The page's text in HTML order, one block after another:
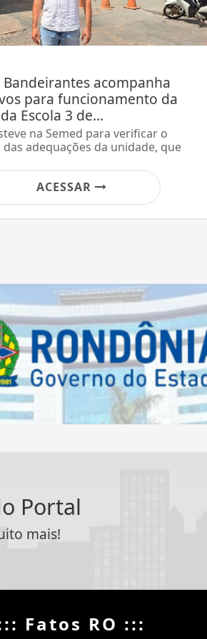
são presas na operação
Velho
ACESSAR
Portal
mais!
Fatos RO :::